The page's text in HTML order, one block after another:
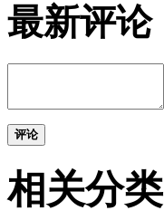
最新评论
评论
相关分类